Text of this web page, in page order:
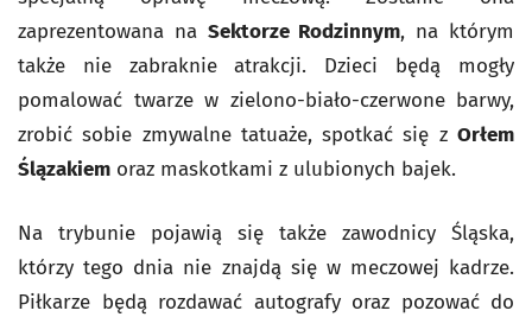
zaprezentowana na Sektorze Rodzinnym, na którym
także nie zabraknie atrakcji. Dzieci będą mogły
pomalować twarze w zielono-biało-czerwone barwy,
zrobić sobie zmywalne tatuaże, spotkać się z Orłem
Ślązakiem oraz maskotkami z ulubionych bajek.
Na trybunie pojawią się także zawodnicy Śląska,
którzy tego dnia nie znajdą się w meczowej kadrze.
Piłkarze będą rozdawać autografy oraz pozować do